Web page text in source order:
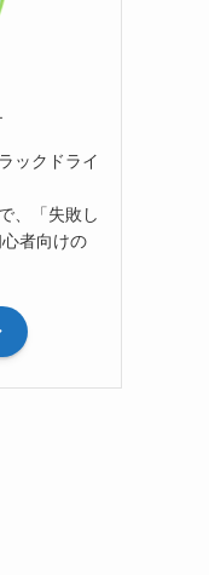
ックドライ
、「失敗し
者向けの